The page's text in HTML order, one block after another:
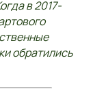
в 2017-
обратились